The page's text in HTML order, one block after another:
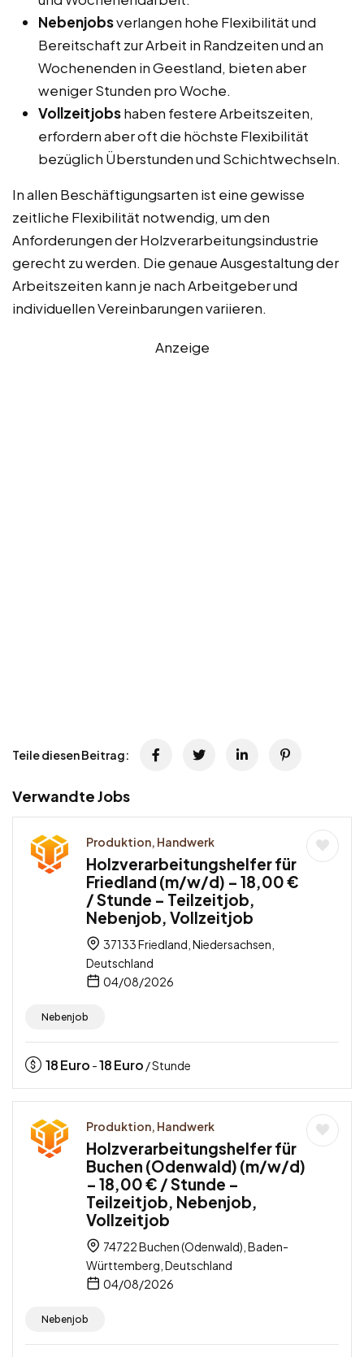
Nebenjobsverlangen hohe Flexibilität und
Bereitschaft zur Arbeit in Randzeiten und an
Wochenenden in Geestland, bieten aber
weniger Stunden pro Woche.
Vollzeitjobshaben festere Arbeitszeiten,
erfordern aber oft die höchste Flexibilität
bezüglich Überstunden und Schichtwechseln.
In allen Beschäftigungsarten ist eine gewisse
zeitliche Flexibilität notwendig, um den
Anforderungen der Holzverarbeitungsindustrie
gerecht zu werden. Die genaue Ausgestaltung der
Arbeitszeiten kann je nach Arbeitgeber und
individuellen Vereinbarungen variieren.
Anzeige
Teile diesen Beitrag:
Verwandte Jobs
Produktion, Handwerk
Holzverarbeitungshelfer für
Friedland (m/w/d) – 18,00 €
/ Stunde – Teilzeitjob,
Nebenjob, Vollzeitjob
37133 Friedland, Niedersachsen,
Deutschland
04/08/2026
Nebenjob
18Euro -18Euro / Stunde
Produktion, Handwerk
Holzverarbeitungshelfer für
Buchen (Odenwald) (m/w/d)
– 18,00 € / Stunde –
Teilzeitjob, Nebenjob,
Vollzeitjob
74722 Buchen (Odenwald), Baden-
Württemberg, Deutschland
04/08/2026
Nebenjob